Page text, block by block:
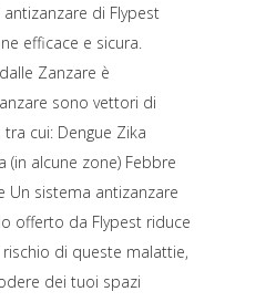
di Flypest
efficace e sicura.
Zanzare è
sono vettori di
cui: Dengue Zika
(in alcune zone) Febbre
Un sistema antizanzare
offerto da Flypest riduce
di queste malattie,
dei tuoi spazi